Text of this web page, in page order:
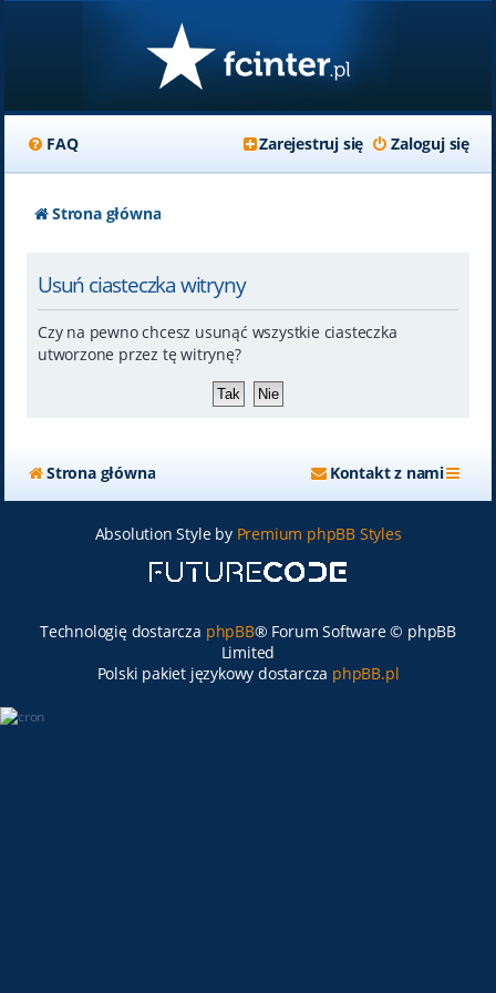
FAQ Zaloguj się
Zarejestruj się
Strona główna
Usuń ciasteczka witryny
Czy na pewno chcesz usunąć wszystkie ciasteczka
utworzone przez tę witrynę?
Strona główna Kontakt z nami
Absolution Style by Premium phpBB Styles
Technologię dostarcza phpBB® Forum Software © phpBB
Limited
Polski pakiet językowy dostarcza phpBB.pl